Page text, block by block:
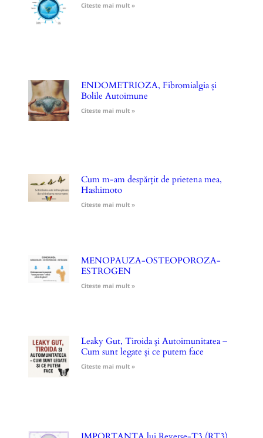
Citeste mai mult »
ENDOMETRIOZA, Fibromialgia și
Bolile Autoimune
Citeste mai mult »
Cum m-am despărțit de prietena mea,
Hashimoto
Citeste mai mult »
MENOPAUZA-OSTEOPOROZA-
ESTROGEN
Citeste mai mult »
Leaky Gut, Tiroida și Autoimunitatea –
Cum sunt legate și ce putem face
Citeste mai mult »